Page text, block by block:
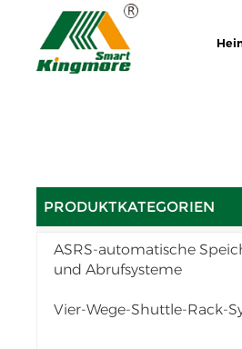
PRODUKTKATEGORIEN
ASRS-automatische
und Abrufsysteme
Vier-Wege-Shuttle-Rack-